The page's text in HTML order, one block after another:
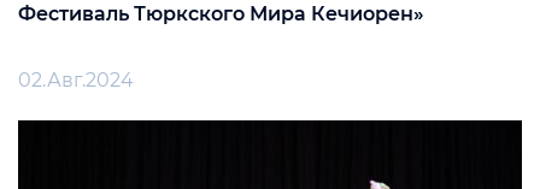
Фестиваль Тюркского Мира Кечиорен»
02.Авг.2024